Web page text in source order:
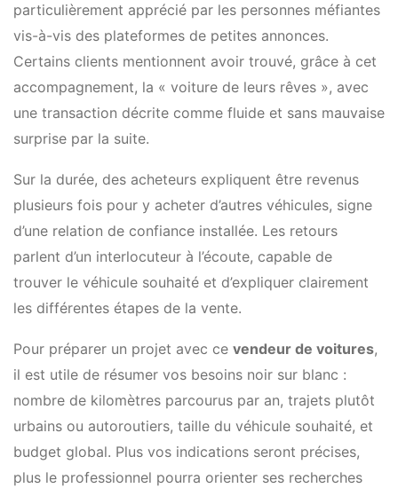
particulièrement apprécié par les personnes méfiantes
vis-à-vis des plateformes de petites annonces.
Certains clients mentionnent avoir trouvé, grâce à cet
accompagnement, la « voiture de leurs rêves », avec
une transaction décrite comme fluide et sans mauvaise
surprise par la suite.
Sur la durée, des acheteurs expliquent être revenus
plusieurs fois pour y acheter d’autres véhicules, signe
d’une relation de confiance installée. Les retours
parlent d’un interlocuteur à l’écoute, capable de
trouver le véhicule souhaité et d’expliquer clairement
les différentes étapes de la vente.
Pour préparer un projet avec ce vendeur de voitures,
il est utile de résumer vos besoins noir sur blanc :
nombre de kilomètres parcourus par an, trajets plutôt
urbains ou autoroutiers, taille du véhicule souhaité, et
budget global. Plus vos indications seront précises,
plus le professionnel pourra orienter ses recherches